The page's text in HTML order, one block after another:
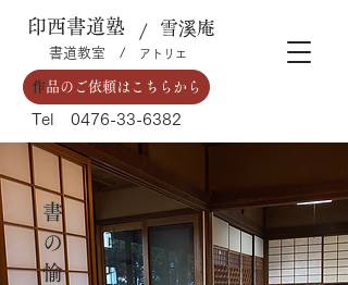
​印西書道塾
​書道教室 /
​ 雪溪庵
​アトリエ
​/
​作品のご依頼はこちらから
​Tel 0476-33-6382
書
の
愉
​古
民